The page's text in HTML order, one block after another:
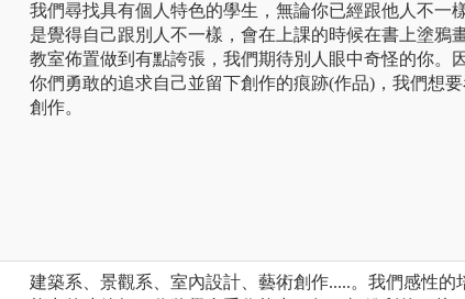
我們尋找具有個人特色的學生，無論你已經跟他人不一
是覺得自己跟別人不一樣，會在上課的時候在書上塗鴉
教室佈置做到有點誇張，我們期待別人眼中奇怪的你。
你們勇敢的追求自己並留下創作的痕跡(作品)，我們想
創作。
建築系、景觀系、室內設計、藝術創作.....。我們感性的